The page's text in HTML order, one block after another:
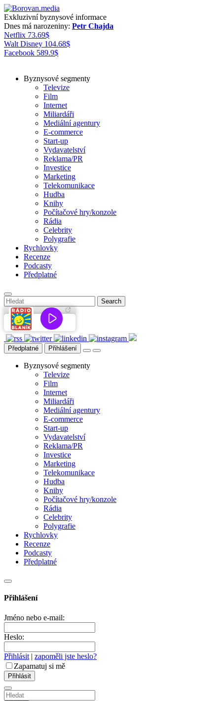
Exkluzivní byznysové informace
Dnes má narozeniny: Petr Chajda
Netflix 73.69$
Walt Disney 104.68$
Facebook 589.9$
Byznysové segmenty
Televize
Film
Internet
Miliardáři
Mediální agentury
E-commerce
Start-up
Vydavatelství
Reklama/PR
Investice
Marketing
Telekomunikace
Hudba
Knihy
Počítačové hry/konzole
Rádia
Celebrity
Polygrafie
Rychlovky
Recenze
Podcasty
Předplatné
Předplatné Přihlášení
Byznysové segmenty
Televize
Film
Internet
Miliardáři
Mediální agentury
E-commerce
Start-up
Vydavatelství
Reklama/PR
Investice
Marketing
Telekomunikace
Hudba
Knihy
Počítačové hry/konzole
Rádia
Celebrity
Polygrafie
Rychlovky
Recenze
Podcasty
Předplatné
Přihlášení
Jméno nebo e-mail:
Heslo:
Přihlásit | zapoměli jste heslo?
Zapamatuj si mě